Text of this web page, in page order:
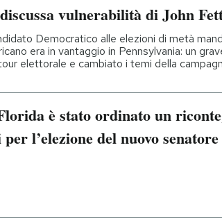
vulnerabilità di John
Democratico alle elezioni di metà
era in vantaggio in Pennsylvania: un
elettorale e cambiato i temi della
è stato ordinato un
l’elezione del nuovo senatore